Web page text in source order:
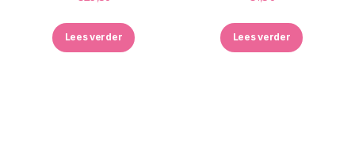
Lees verder Lees verder